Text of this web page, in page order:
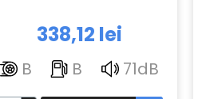
338,12 lei
B B 71dB